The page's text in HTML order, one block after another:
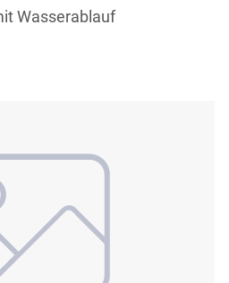
Wasserablauf